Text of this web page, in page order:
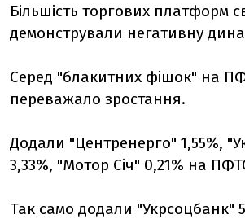
Більшість торгових платформ
демонстрували негативну
Серед "блакитних фішок" на
переважало зростання.
Додали "Центренерго" 1,55%,
3,33%, "Мотор Січ" 0,21% на
Так само додали "Укрсоцбанк"